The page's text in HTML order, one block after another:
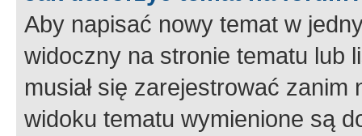
Aby napisać nowy temat w
widoczny na stronie tematu lub
musiał się zarejestrować
widoku tematu wymienione są